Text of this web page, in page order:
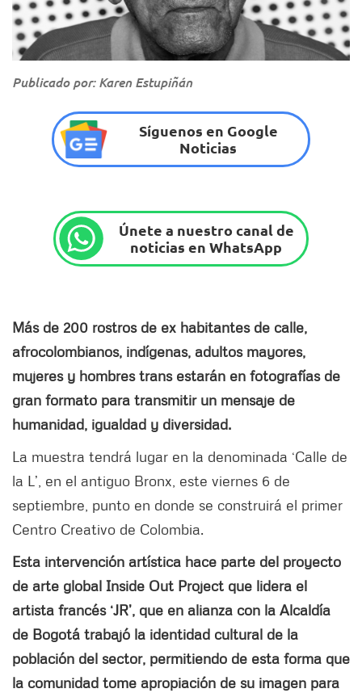
Publicado por: Karen Estupiñán
Síguenos en Google
Noticias
Únete a nuestro canal de
noticias en WhatsApp
Más de 200 rostros de ex habitantes de calle,
afrocolombianos, indígenas, adultos mayores,
mujeres y hombres trans estarán en fotografías de
gran formato para transmitir un mensaje de
humanidad, igualdad y diversidad.
La muestra tendrá lugar en la denominada ‘Calle de
la L’, en el antiguo Bronx, este viernes 6 de
septiembre, punto en donde se construirá el primer
Centro Creativo de Colombia.
Esta intervención artística hace parte del proyecto
de arte global Inside Out Project que lidera el
artista francés ‘JR’, que en alianza con la Alcaldía
de Bogotá trabajó la identidad cultural de la
población del sector, permitiendo de esta forma que
la comunidad tome apropiación de su imagen para